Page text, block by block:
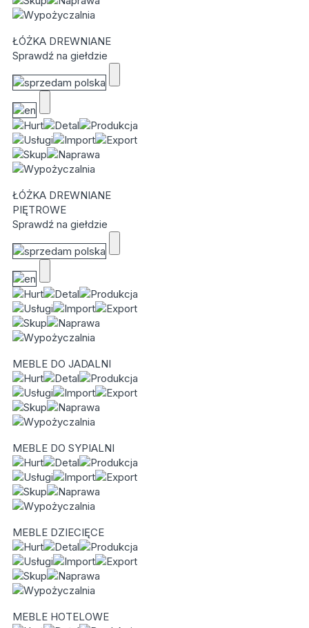
ŁÓŻKA DREWNIANE
Sprawdź na giełdzie
ŁÓŻKA DREWNIANE
PIĘTROWE
Sprawdź na giełdzie
MEBLE DO JADALNI
MEBLE DO SYPIALNI
MEBLE DZIECIĘCE
MEBLE HOTELOWE